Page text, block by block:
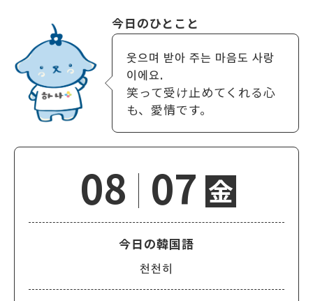
今日のひとこと
웃으며 받아 주는 마음도 사랑
이에요.
笑って受け止めてくれる心
も、愛情です。
08 07 金
今日の韓国語
천천히